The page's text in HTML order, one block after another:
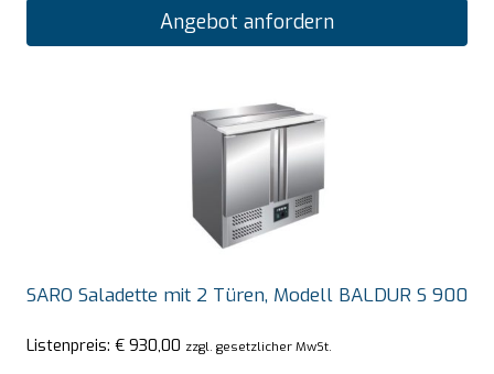
Angebot anfordern
SARO Saladette mit 2 Türen, Modell BALDUR S 900
Listenpreis: € 930,00 zzgl. gesetzlicher MwSt.